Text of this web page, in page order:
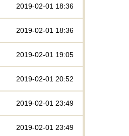
2019-02-01 18:36
2019-02-01 18:36
2019-02-01 19:05
2019-02-01 20:52
2019-02-01 23:49
2019-02-01 23:49